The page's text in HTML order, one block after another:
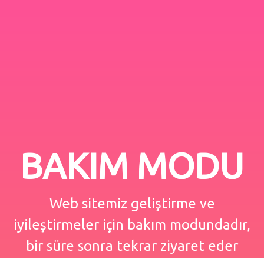
BAKIM MODU
Web sitemiz geliştirme ve
iyileştirmeler için bakım modundadır,
bir süre sonra tekrar ziyaret eder